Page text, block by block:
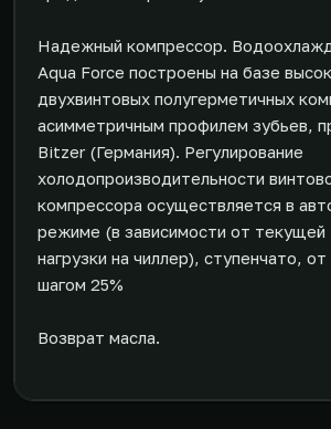
Надежный компрессор.
Aqua Force построены на базе
двухвинтовых полугерметичных
асимметричным профилем зубьев,
Bitzer (Германия). Регулирование
холодопроизводительности
компрессора осуществляется в
режиме (в зависимости от текущей
нагрузки на чиллер), ступенчато,
шагом 25%
Возврат масла.